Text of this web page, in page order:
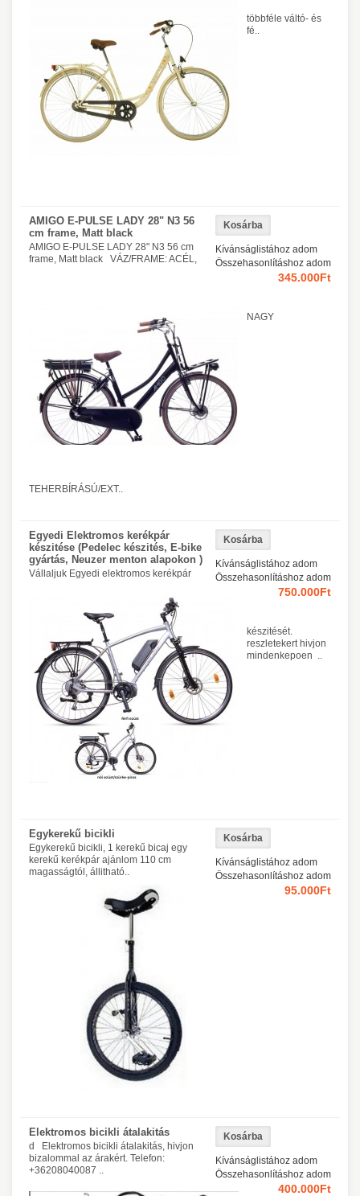
többféle váltó- és
fé..
Kívánságlistához adom
Összehasonlításhoz adom
345.000Ft
AMIGO E-PULSE LADY 28" N3 56
cm frame, Matt black
AMIGO E-PULSE LADY 28" N3 56 cm
frame, Matt black VÁZ/FRAME: ACÉL,
NAGY
TEHERBÍRÁSÚ/EXT..
Kívánságlistához adom
Összehasonlításhoz adom
750.000Ft
Egyedi Elektromos kerékpár
készitése (Pedelec készités, E-bike
gyártás, Neuzer menton alapokon )
Vállaljuk Egyedi elektromos kerékpár
készitését.
reszletekert hivjon
mindenkepoen ..
Kívánságlistához adom
Összehasonlításhoz adom
95.000Ft
Egykerekű bicikli
Egykerekű bicikli, 1 kerekű bicaj egy
kerekű kerékpár ajánlom 110 cm
magasságtól, állitható..
Kívánságlistához adom
Összehasonlításhoz adom
400.000Ft
Elektromos bicikli átalakitás
d Elektromos bicikli átalakitás, hivjon
bizalommal az árakért. Telefon:
+36208040087 ..